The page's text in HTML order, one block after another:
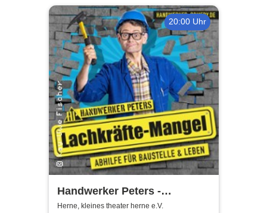
20:00 Uhr
Handwerker Peters -
Lachkräfte-Mangel | Abhilfe
Herne, kleines theater herne e.V.